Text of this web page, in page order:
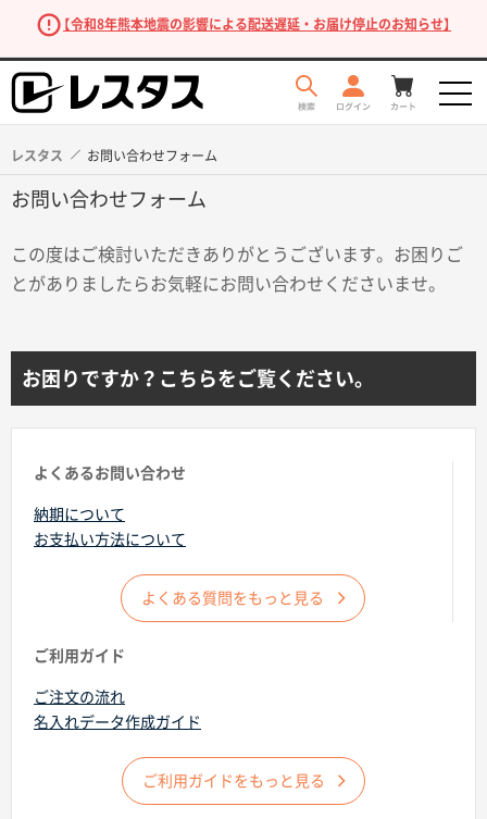
【令和8年熊本地震の影響による配送遅延・お届け停止のお知らせ】
商品を探す
ターゲットから探す
目的・シーンから探す
レスタス お問い合わせフォーム
お問い合わせフォーム
この度はご検討いただきありがとうございます。お困りご
とがありましたらお気軽にお問い合わせくださいませ。
お困りですか？こちらをご覧ください。
よくあるお問い合わせ
納期について
お支払い方法について
よくある質問をもっと見る
ご利用ガイド
ご注文の流れ
名入れデータ作成ガイド
ご利用ガイドをもっと見る